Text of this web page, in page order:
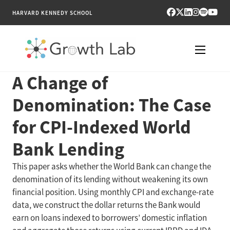
HARVARD KENNEDY SCHOOL
RESEARCH
TOOLS
PUBLICATIONS
ENGAGE
NEWS & MEDIA
ABOUT
A Change of
Denomination: The Case
for CPI-Indexed World
Bank Lending
This paper asks whether the World Bank can change the
denomination of its lending without weakening its own
financial position. Using monthly CPI and exchange-rate
data, we construct the dollar returns the Bank would
earn on loans indexed to borrowers’ domestic inflation